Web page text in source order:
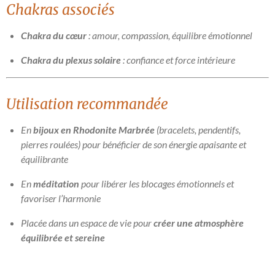
Chakras associés
Chakra du cœur: amour, compassion, équilibre émotionnel
Chakra du plexus solaire: confiance et force intérieure
Utilisation recommandée
Enbijoux en Rhodonite Marbrée (bracelets, pendentifs,
pierres roulées) pour bénéficier de son énergie apaisante et
équilibrante
Enméditation pour libérer les blocages émotionnels et
favoriser l’harmonie
Placée dans un espace de vie pourcréer une atmosphère
équilibrée et sereine